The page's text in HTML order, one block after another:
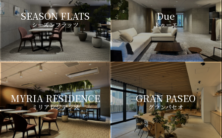
SEASON FLATS
シーズンフラッツ
Due
ドゥーエ
MYRIA RESIDENCE
ミリアレジデンス
GRAN PASEO
グランパセオ